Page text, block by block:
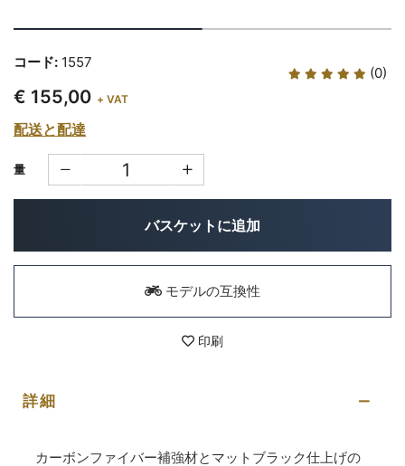
(0)
コード: 1557
€ 155,00 + VAT
配送と配達
量
バスケットに追加
モデルの互換性
印刷
詳細
カーボンファイバー補強材とマットブラック仕上げの